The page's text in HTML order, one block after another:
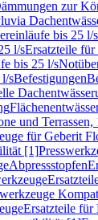
zur
bis 25 l/s
l/sErsatzteile
bis 25 l/s
l/sBefestigungen
und Terrassen,
für Geberit
[1]
Abpressstopfen
Ersatzteile für